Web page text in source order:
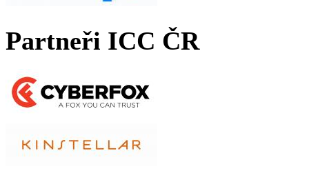
Partneři ICC ČR